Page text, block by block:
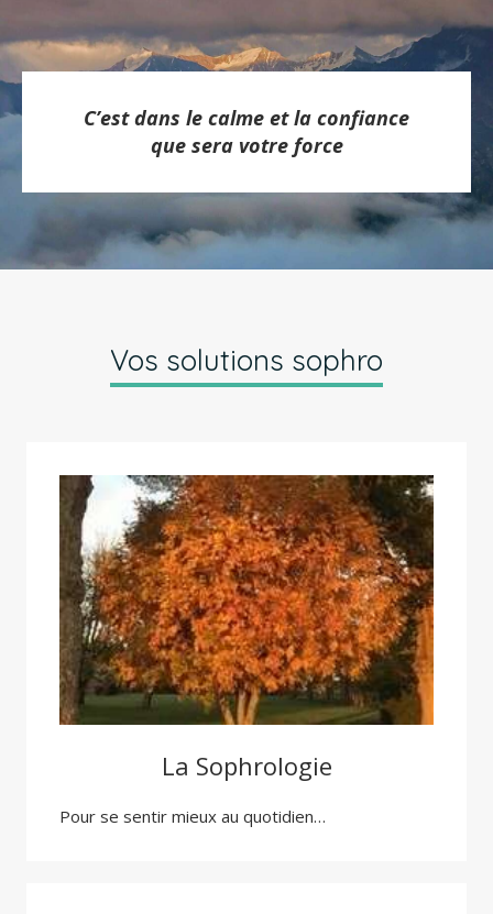
C’est dans le calme et la confiance
que sera votre force
Vos solutions sophro
La Sophrologie
Pour se sentir mieux au quotidien…